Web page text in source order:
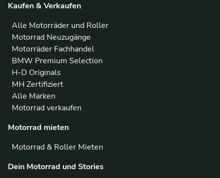
Kaufen & Verkaufen
Alle Motorräder und Roller
Motorrad Neuzugänge
Motorräder Fachhandel
BMW Premium Selection
H-D Originals
MH Zertifiziert
Alle Marken
Motorrad verkaufen
Motorrad mieten
Motorrad & Roller Mieten
Dein Motorrad und Stories